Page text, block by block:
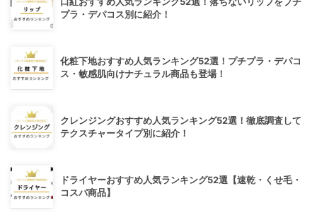
プラ・デパコス別に紹介！
化粧下地おすすめ人気ランキング52選！プチプラ・デパコ
ス・敏感肌向けナチュラル商品も登場！
クレンジングおすすめ人気ランキング52選！徹底調査して
テクスチャータイプ別に紹介！
ドライヤーおすすめ人気ランキング52選【速乾・くせ毛・
コスパ商品】